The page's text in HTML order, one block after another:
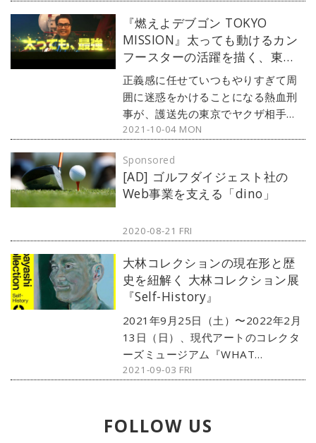
販売中。光る時限装置やタイムサー
キット、マーティーのホバーボード
などディテールを忠実に再現し、三
部作の名シーンの数々が蘇るような
仕上がりとなっている。カバー画
像：© Universal City Studios LLC
and Amblin Entertainment, Inc.
All Rights Reserved.
『燃えよデブゴン TOKYO
MISSION』太っても動けるカン
フースターの活躍を描く、東京
舞台の作品
正義感に任せていつもやりすぎて周
囲に迷惑をかけることになる熱血刑
事が、護送先の東京でヤクザ相手に
大暴れ。ドニー・イェン主演のカン
キンポーの伝説のコメディアクショ
ンのリメイク作品。
2021-10-04 MON
[AD] ゴルフダイジェスト社の
Web事業を支える「dino」
Sponsored
2020-08-21 FRI
大林コレクションの現在形と歴
史を紐解く 大林コレクション展
『Self-History』
2021年9月25日（土）〜2022年2月
13日（日）、現代アートのコレクタ
ーズミュージアム『WHAT
MUSEUM（ワットミュージアム）』
く』、『都市と私のあいだ』、
2021-09-03 FRI
FOLLOW US